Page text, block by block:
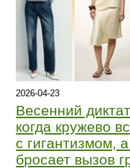
2026-04-23
Весенний
когда кружево
с гигантизмом,
бросает вызов